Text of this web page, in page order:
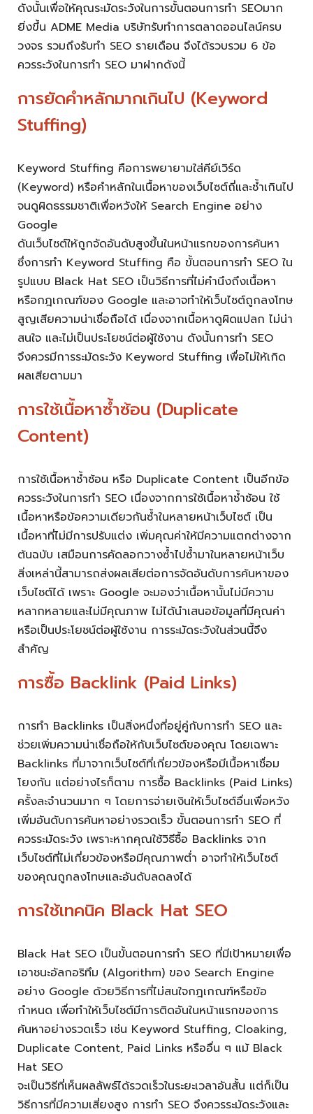
ดังนั้นเพื่อให้คุณระมัดระวังในการขั้นตอนการทำ SEOมาก
ยิ่งขึ้น ADME Media บริษัทรับทำการตลาดออนไลน์ครบ
วงจร รวมถึงรับทำ SEO รายเดือน จึงได้รวบรวม 6 ข้อ
ควรระวังในการทำ SEO มาฝากดังนี้
การยัดคำหลักมากเกินไป (Keyword
Stuffing)
Keyword Stuffing คือการพยายามใส่คีย์เวิร์ด
(Keyword) หรือคำหลักในเนื้อหาของเว็บไซต์ถี่และซ้ำเกินไป
จนดูผิดธรรมชาติเพื่อหวังให้ Search Engine อย่าง
Google
ดันเว็บไซต์ให้ถูกจัดอันดับสูงขึ้นในหน้าแรกของการค้นหา
ซึ่งการทำ Keyword Stuffing คือ ขั้นตอนการทำ SEO ใน
รูปแบบ Black Hat SEO เป็นวิธีการที่ไม่คำนึงถึงเนื้อหา
หรือกฎเกณฑ์ของ Google และอาจทำให้เว็บไซต์ถูกลงโทษ
สูญเสียความน่าเชื่อถือได้ เนื่องจากเนื้อหาดูผิดแปลก ไม่น่า
สนใจ และไม่เป็นประโยชน์ต่อผู้ใช้งาน ดังนั้นการทำ SEO
จึงควรมีการระมัดระวัง Keyword Stuffing เพื่อไม่ให้เกิด
ผลเสียตามมา
การใช้เนื้อหาซ้ำซ้อน (Duplicate
Content)
การใช้เนื้อหาซ้ำซ้อน หรือ Duplicate Content เป็นอีกข้อ
ควรระวังในการทำ SEO เนื่องจากการใช้เนื้อหาซ้ำซ้อน ใช้
เนื้อหาหรือข้อความเดียวกันซ้ำในหลายหน้าเว็บไซต์ เป็น
เนื้อหาที่ไม่มีการปรับแต่ง เพิ่มคุณค่าให้มีความแตกต่างจาก
ต้นฉบับ เสมือนการคัดลอกวางซ้ำไปซ้ำมาในหลายหน้าเว็บ
สิ่งเหล่านี้สามารถส่งผลเสียต่อการจัดอันดับการค้นหาของ
เว็บไซต์ได้ เพราะ Google จะมองว่าเนื้อหานั้นไม่มีความ
หลากหลายและไม่มีคุณภาพ ไม่ได้นำเสนอข้อมูลที่มีคุณค่า
หรือเป็นประโยชน์ต่อผู้ใช้งาน การระมัดระวังในส่วนนี้จึง
สำคัญ
การซื้อ Backlink (Paid Links)
การทำ Backlinks เป็นสิ่งหนึ่งที่อยู่คู่กับการทำ SEO และ
ช่วยเพิ่มความน่าเชื่อถือให้กับเว็บไซต์ของคุณ โดยเฉพาะ
Backlinks ที่มาจากเว็บไซต์ที่เกี่ยวข้องหรือมีเนื้อหาเชื่อม
โยงกัน แต่อย่างไรก็ตาม การซื้อ Backlinks (Paid Links)
ครั้งละจำนวนมาก ๆ โดยการจ่ายเงินให้เว็บไซต์อื่นเพื่อหวัง
เพิ่มอันดับการค้นหาอย่างรวดเร็ว ขั้นตอนการทำ SEO ที่
ควรระมัดระวัง เพราะหากคุณใช้วิธีซื้อ Backlinks จาก
เว็บไซต์ที่ไม่เกี่ยวข้องหรือมีคุณภาพต่ำ อาจทำให้เว็บไซต์
ของคุณถูกลงโทษและอันดับลดลงได้
การใช้เทคนิค Black Hat SEO
Black Hat SEO เป็นขั้นตอนการทำ SEO ที่มีเป้าหมายเพื่อ
เอาชนะอัลกอริทึม (Algorithm) ของ Search Engine
อย่าง Google ด้วยวิธีการที่ไม่สนใจกฎเกณฑ์หรือข้อ
กำหนด เพื่อทำให้เว็บไซต์มีการติดอันในหน้าแรกของการ
ค้นหาอย่างรวดเร็ว เช่น Keyword Stuffing, Cloaking,
Duplicate Content, Paid Links หรืออื่น ๆ แม้ Black
Hat SEO
จะเป็นวิธีที่เห็นผลลัพธ์ได้รวดเร็วในระยะเวลาอันสั้น แต่ก็เป็น
วิธีการที่มีความเสี่ยงสูง การทำ SEO จึงควรระมัดระวังและ